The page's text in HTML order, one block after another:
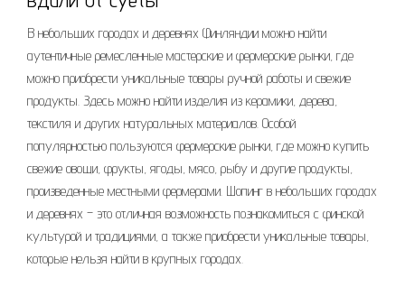
В небольших городах и деревнях Финляндии можно найти
аутентичные ремесленные мастерские и фермерские рынки, где
можно приобрести уникальные товары ручной работы и свежие
продукты. Здесь можно найти изделия из керамики, дерева,
текстиля и других натуральных материалов. Особой
популярностью пользуются фермерские рынки, где можно купить
свежие овощи, фрукты, ягоды, мясо, рыбу и другие продукты,
произведенные местными фермерами. Шопинг в небольших городах
и деревнях – это отличная возможность познакомиться с финской
культурой и традициями, а также приобрести уникальные товары,
которые нельзя найти в крупных городах.